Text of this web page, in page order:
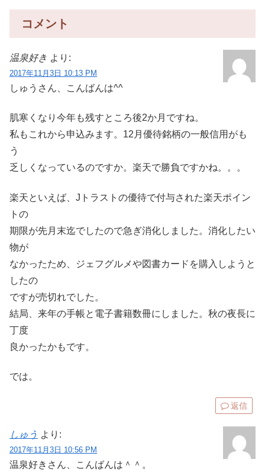
コメント
温泉好き より:
2017年11月3日 10:13 PM
しゅうさん、こんばんは^^
肌寒くなり今年も残すところ後2か月ですね。
私もこれから申込みます。12月優待銘柄の一般信用がも
う
乏しくなっているのですか。楽天で勝負ですかね。。。
楽天といえば、Jトラストの優待で付与された楽天ポイン
トの
期限が先月末迄でしたので急ぎ消化しました。消化したい
物が
なかったため、ジェフグルメや図書カードを購入しようと
したの
ですが売切れでした。
結局、来年の手帳と電子書籍数冊にしました。秋の夜長に
丁度
良かったかもです。
では。
返信
しゅう より:
2017年11月3日 10:56 PM
温泉好きさん、こんばんは＾＾。